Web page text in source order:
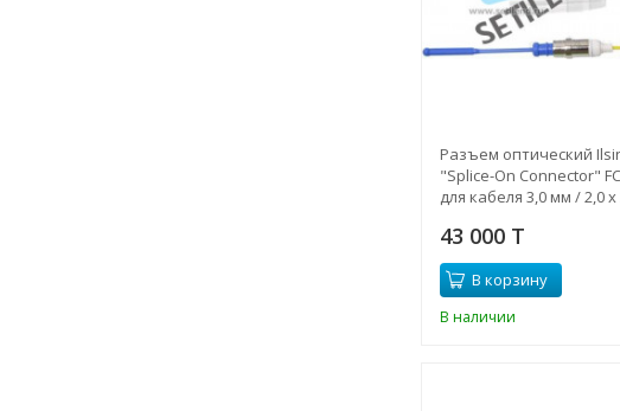
Разъем оптический
"Splice-On Connector"
для кабеля 3,0 мм / 2,0 х
43 000 T
В корзину
В наличии